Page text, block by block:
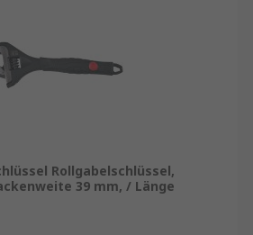
Rollgabelschlüssel,
39 mm, / Länge